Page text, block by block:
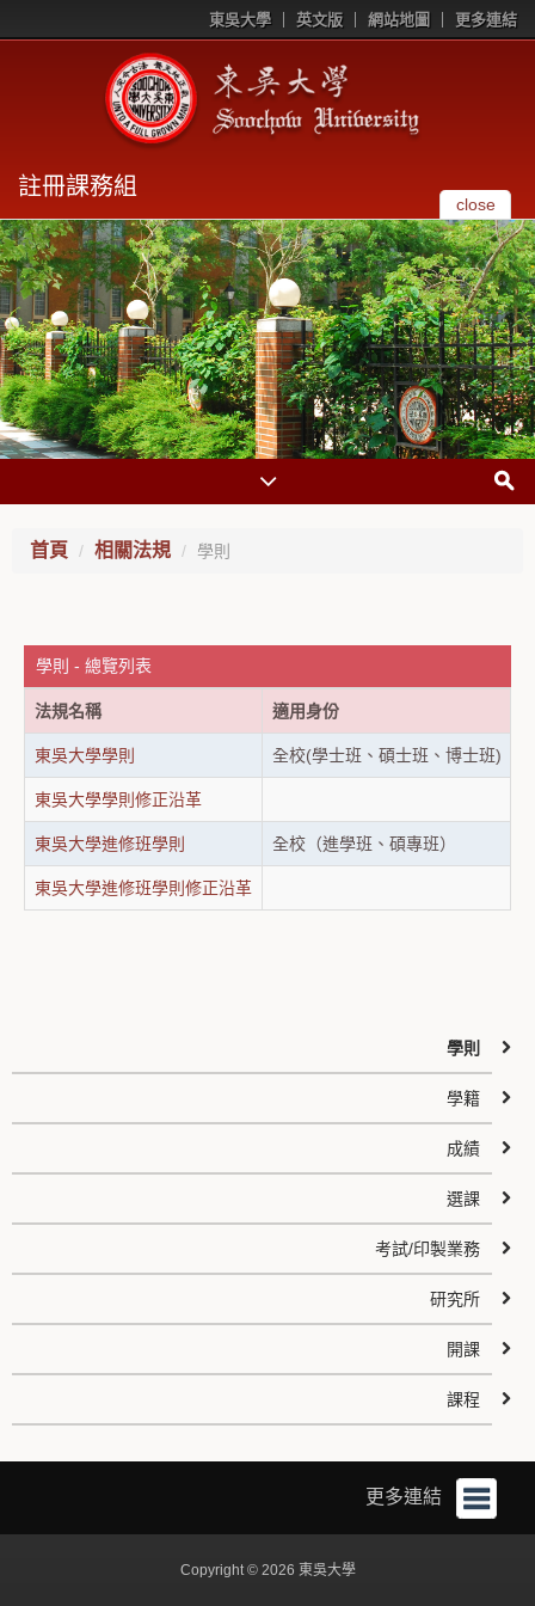
東吳大學 英文版 網站地圖 更多連結
註冊課務組
close
首頁 相關法規 學則
學則 - 總覽列表
法規名稱 適用身份
東吳大學學則 全校(學士班、碩士班、博士班)
東吳大學學則修正沿革
東吳大學進修班學則 全校（進學班、碩專班）
東吳大學進修班學則修正沿革
學則
學籍
成績
選課
考試/印製業務
研究所
開課
課程
更多連結
Copyright © 2026 東吳大學